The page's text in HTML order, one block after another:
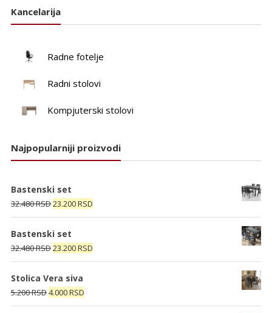
Kancelarija
Radne fotelje
Radni stolovi
Kompjuterski stolovi
Najpopularniji proizvodi
Bastenski set
32.480RSDOriginalna
cena
je
bila:
23.200RSDTrenutna
cena
23.200 RSD.
Bastenski set
32.480RSDOriginalna
cena
je
bila:
23.200RSDTrenutna
cena
Stolica Vera siva
5.200RSDOriginalna
cena
4.000RSDTrenutna
cena